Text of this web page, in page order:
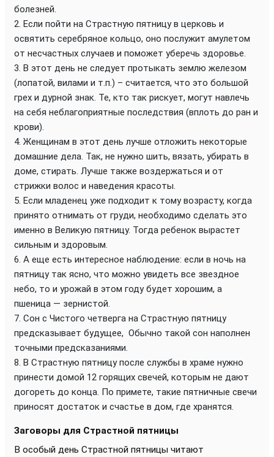
болезней.
Если пойти на Страстную пятницу в церковь и
освятить серебряное кольцо, оно послужит амулетом
от несчастных случаев и поможет уберечь здоровье.
В этот день не следует протыкать землю железом
(лопатой, вилами и т.п.) – считается, что это большой
грех и дурной знак. Те, кто так рискует, могут навлечь
на себя неблагоприятные последствия (вплоть до ран и
крови).
Женщинам в этот день лучше отложить некоторые
домашние дела. Так, не нужно шить, вязать, убирать в
доме, стирать. Лучше также воздержаться и от
стрижки волос и наведения красоты.
Если младенец уже подходит к тому возрасту, когда
принято отнимать от груди, необходимо сделать это
именно в Великую пятницу. Тогда ребенок вырастет
сильным и здоровым.
А еще есть интересное наблюдение: если в ночь на
пятницу так ясно, что можно увидеть все звездное
небо, то и урожай в этом году будет хорошим, а
пшеница — зернистой.
Сон с Чистого четверга на Страстную пятницу
предсказывает будущее, Обычно такой сон наполнен
точными предсказаниями.
В Страстную пятницу после службы в храме нужно
принести домой 12 горящих свечей, которым не дают
догореть до конца. По примете, такие пятничные свечи
приносят достаток и счастье в дом, где хранятся.
Заговоры для Страстной пятницы
В особый день Страстной пятницы читают